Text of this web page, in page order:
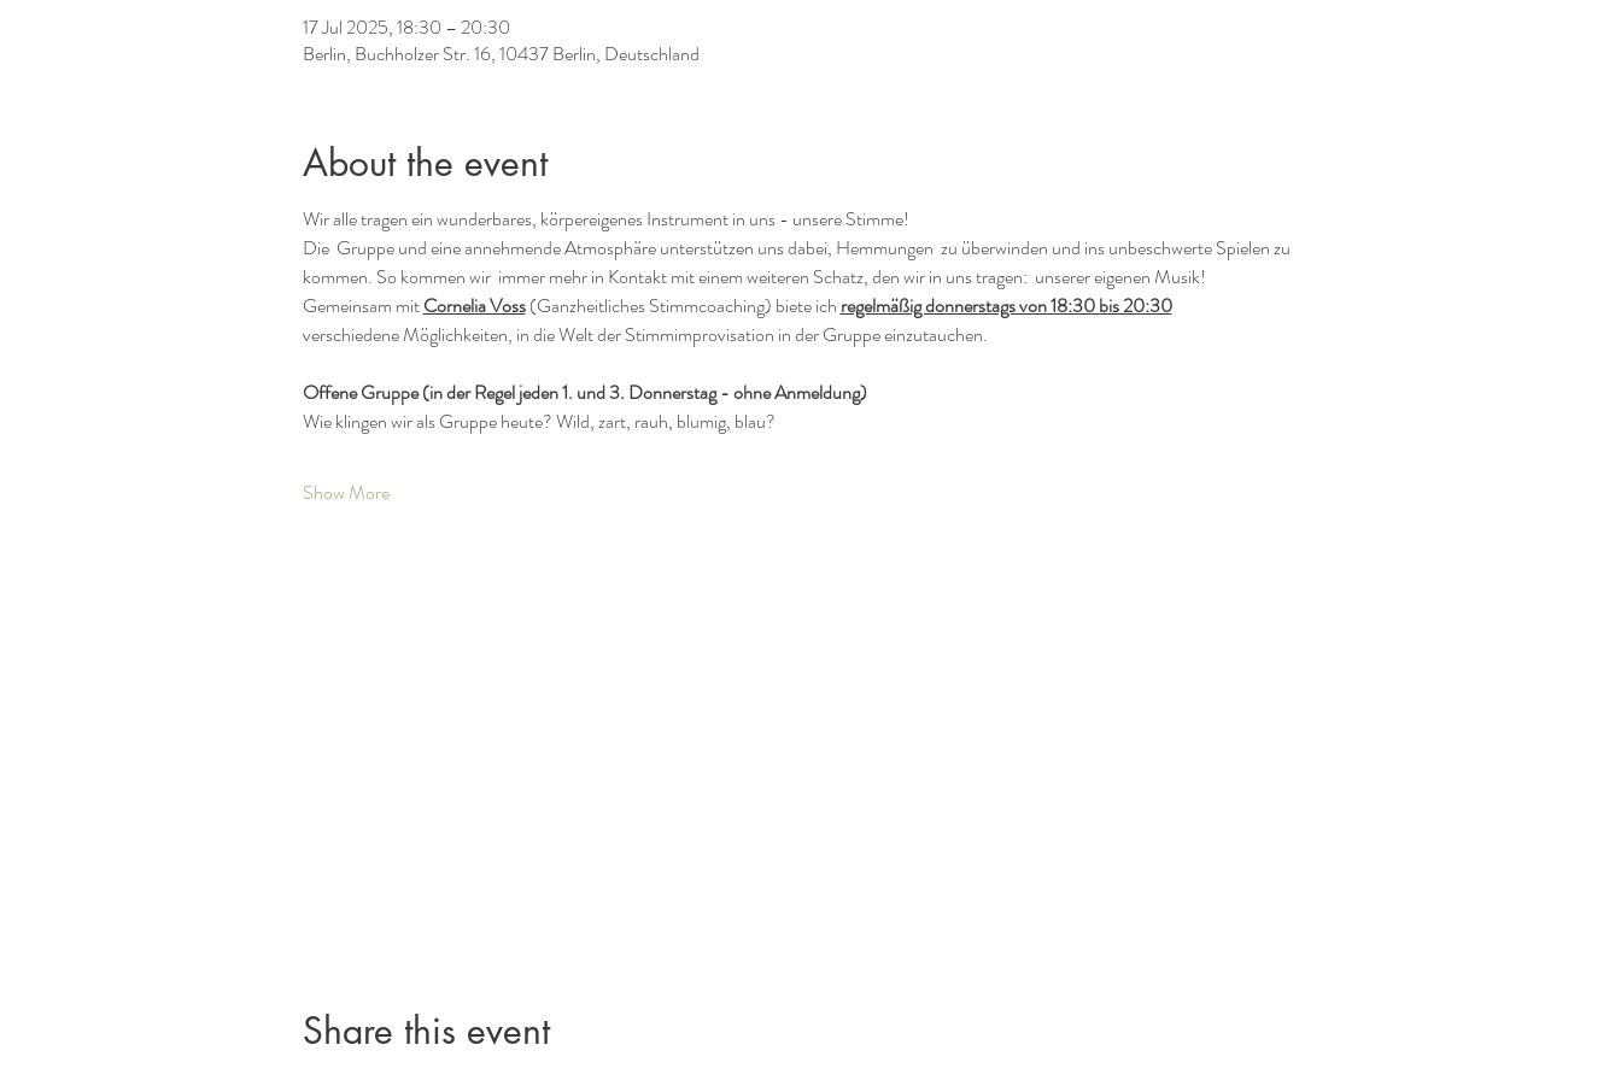
17 Jul 2025, 18:30 – 20:30
Berlin, Buchholzer Str. 16, 10437 Berlin, Deutschland
About the event
Wir alle tragen ein wunderbares, körpereigenes Instrument in uns - unsere Stimme!
Die  Gruppe und eine annehmende Atmosphäre unterstützen uns dabei, Hemmungen  zu überwinden und ins unbeschwerte Spielen zu
kommen. So kommen wir  immer mehr in Kontakt mit einem weiteren Schatz, den wir in uns tragen:  unserer eigenen Musik!
Gemeinsam mit Cornelia Voss (Ganzheitliches Stimmcoaching) biete ich regelmäßig donnerstags von 18:30 bis 20:30
verschiedene Möglichkeiten, in die Welt der Stimmimprovisation in der Gruppe einzutauchen.
Offene Gruppe (in der Regel jeden 1. und 3. Donnerstag - ohne Anmeldung)
Wie klingen wir als Gruppe heute? Wild, zart, rauh, blumig, blau?
Show More
Share this event